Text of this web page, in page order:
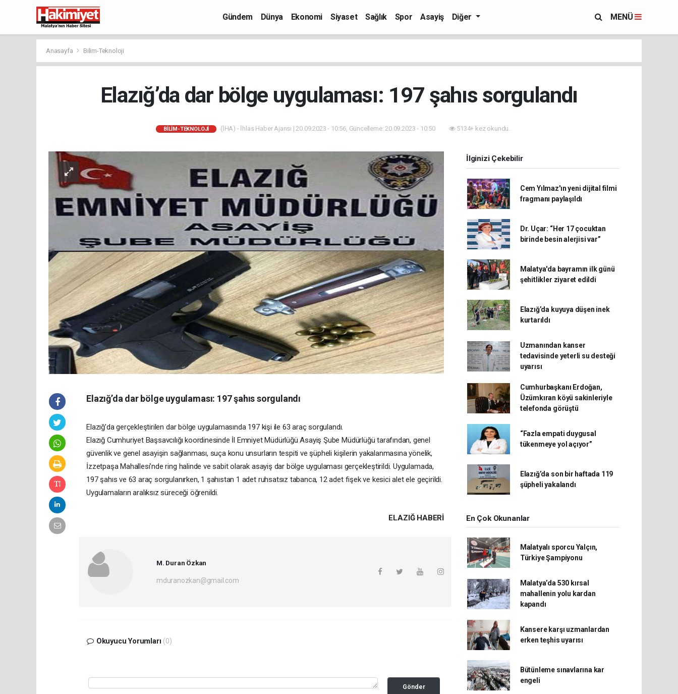
Gündem Dünya Ekonomi Siyaset Sağlık Spor Asayiş Diğer MENÜ
Anasayfa Bilim-Teknoloji
Elazığ’da dar bölge uygulaması: 197 şahıs sorgulandı
BILIM-TEKNOLOJI (İHA) - İhlas Haber Ajansı | 20.09.2023 - 10:56, Güncelleme: 20.09.2023 - 10:50 5134+ kez okundu.
Elazığ’da dar bölge uygulaması: 197 şahıs sorgulandı
Elazığ’da gerçekleştirilen dar bölge uygulamasında 197 kişi ile 63 araç sorgulandı.
Elazığ Cumhuriyet Başsavcılığı koordinesinde İl Emniyet Müdürlüğü Asayiş Şube Müdürlüğü tarafından, genel
güvenlik ve genel asayişin sağlanması, suça konu unsurların tespiti ve şüpheli kişilerin yakalanmasına yönelik,
İzzetpaşa Mahallesi’nde ring halinde ve sabit olarak asayiş dar bölge uygulaması gerçekleştirildi. Uygulamada,
197 şahıs ve 63 araç sorgulanırken, 1 şahıstan 1 adet ruhsatsız tabanca, 12 adet fişek ve kesici alet ele geçirildi.
Uygulamaların aralıksız süreceği öğrenildi.
ELAZIĞ HABERİ
M. Duran Özkan
mduranozkan@gmail.com
Okuyucu Yorumları (0)
Gönder
İlginizi Çekebilir
Cem Yılmaz'ın yeni dijital filmi
fragmanı paylaşıldı
Dr. Uçar: “Her 17 çocuktan
birinde besin alerjisi var”
Malatya'da bayramın ilk günü
şehitlikler ziyaret edildi
Elazığ’da kuyuya düşen inek
kurtarıldı
Uzmanından kanser
tedavisinde yeterli su desteği
uyarısı
Cumhurbaşkanı Erdoğan,
Üzümkıran köyü sakinleriyle
telefonda görüştü
“Fazla empati duygusal
tükenmeye yol açıyor”
Elazığ’da son bir haftada 119
şüpheli yakalandı
En Çok Okunanlar
Malatyalı sporcu Yalçın,
Türkiye Şampiyonu
Malatya’da 530 kırsal
mahallenin yolu kardan
kapandı
Kansere karşı uzmanlardan
erken teşhis uyarısı
Bütünleme sınavlarına kar
engeli